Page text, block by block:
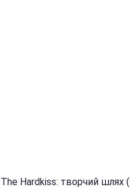
The Hardkiss: творчий шлях